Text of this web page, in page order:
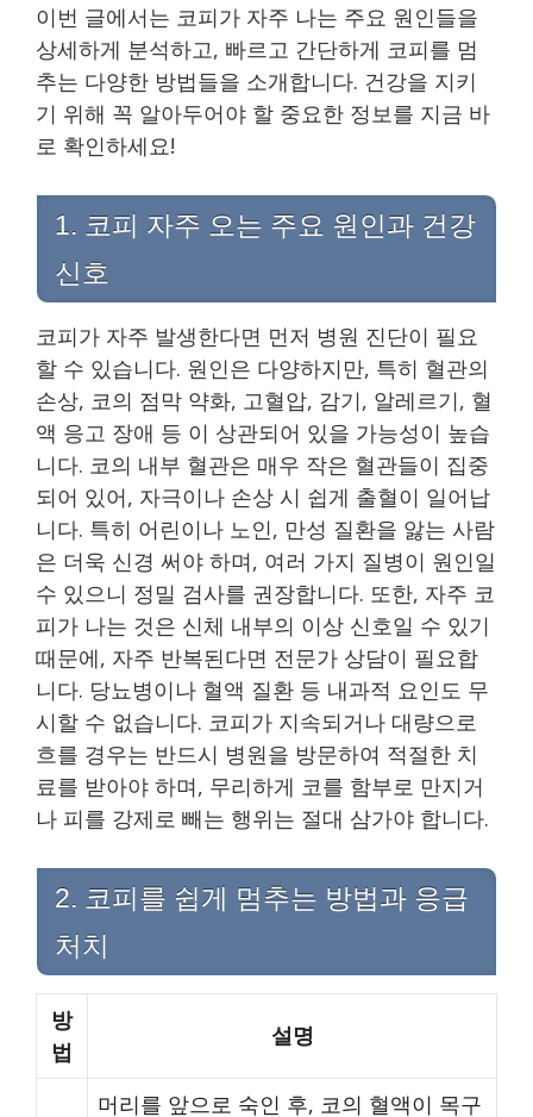
이번 글에서는 코피가 자주 나는 주요 원인들을
상세하게 분석하고, 빠르고 간단하게 코피를 멈
추는 다양한 방법들을 소개합니다. 건강을 지키
기 위해 꼭 알아두어야 할 중요한 정보를 지금 바
로 확인하세요!
1. 코피 자주 오는 주요 원인과 건강
신호
코피가 자주 발생한다면 먼저 병원 진단이 필요
할 수 있습니다. 원인은 다양하지만, 특히 혈관의
손상, 코의 점막 약화, 고혈압, 감기, 알레르기, 혈
액 응고 장애 등 이 상관되어 있을 가능성이 높습
니다. 코의 내부 혈관은 매우 작은 혈관들이 집중
되어 있어, 자극이나 손상 시 쉽게 출혈이 일어납
니다. 특히 어린이나 노인, 만성 질환을 앓는 사람
은 더욱 신경 써야 하며, 여러 가지 질병이 원인일
수 있으니 정밀 검사를 권장합니다. 또한, 자주 코
피가 나는 것은 신체 내부의 이상 신호일 수 있기
때문에, 자주 반복된다면 전문가 상담이 필요합
니다. 당뇨병이나 혈액 질환 등 내과적 요인도 무
시할 수 없습니다. 코피가 지속되거나 대량으로
흐를 경우는 반드시 병원을 방문하여 적절한 치
료를 받아야 하며, 무리하게 코를 함부로 만지거
나 피를 강제로 빼는 행위는 절대 삼가야 합니다.
2. 코피를 쉽게 멈추는 방법과 응급
처치
방
법
설명
머리를 앞으로 숙인 후, 코의 혈액이 목구